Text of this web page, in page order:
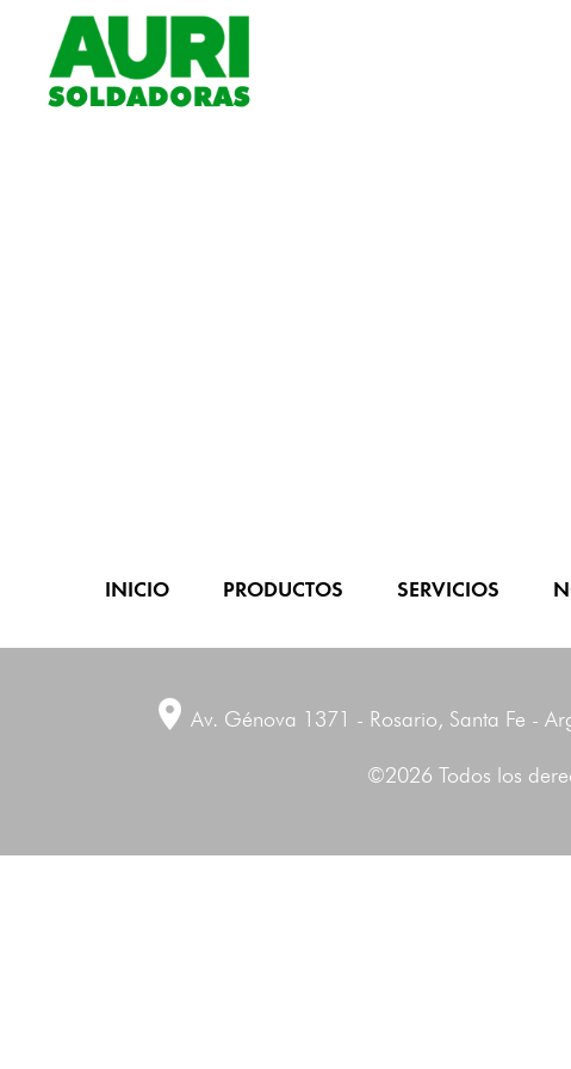
INICIO PRODUCTOS SERVICIOS
Av. Génova 1371 - Rosario, Santa Fe -
©2026 Todos los